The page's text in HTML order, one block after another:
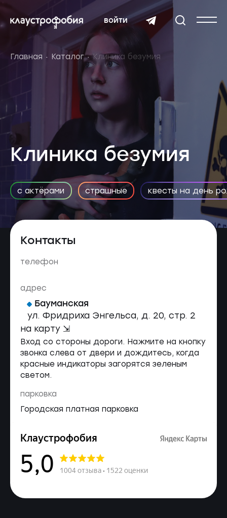
войти
Главная Каталог Клиника безумия
Клиника безумия
с актёрами страшные квесты на день
Контакты
телефон
адрес
Бауманская
ул. Фридриха Энгельса, д. 20, стр. 2
на карту ⇲
Вход со стороны дороги. Нажмите на кнопку
звонка слева от двери и дождитесь, когда
красные индикаторы загорятся зеленым
светом.
парковка
Городская платная парковка